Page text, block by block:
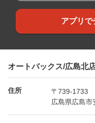
アプリで
オートバックス/広島北
住所
〒739-1733
広島県広島